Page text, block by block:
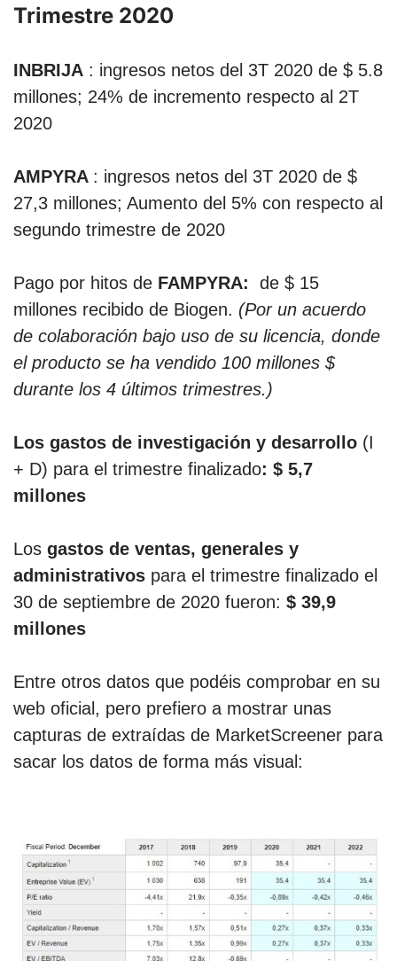
Trimestre 2020
INBRIJA : ingresos netos del 3T 2020 de $ 5.8
millones; 24% de incremento respecto al 2T
2020
AMPYRA : ingresos netos del 3T 2020 de $
27,3 millones; Aumento del 5% con respecto al
segundo trimestre de 2020
Pago por hitos de FAMPYRA: de $ 15
millones recibido de Biogen. (Por un acuerdo
de colaboración bajo uso de su licencia, donde
el producto se ha vendido 100 millones $
durante los 4 últimos trimestres.)
Los gastos de investigación y desarrollo (I
+ D) para el trimestre finalizado: $ 5,7
millones
Los gastos de ventas, generales y
administrativos para el trimestre finalizado el
30 de septiembre de 2020 fueron: $ 39,9
millones
Entre otros datos que podéis comprobar en su
web oficial, pero prefiero a mostrar unas
capturas de extraídas de MarketScreener para
sacar los datos de forma más visual: